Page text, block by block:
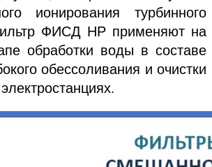
ионирования турбинного
ФИСД НР применяют на
обработки воды в составе
обессоливания и очистки